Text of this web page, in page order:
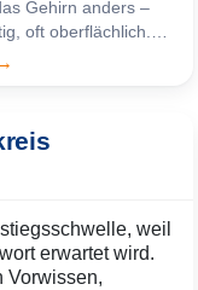
Gehirn anders –
oft oberflächlich.
Stabilität entsteht,
weil
erwartet wird.
Vorwissen,